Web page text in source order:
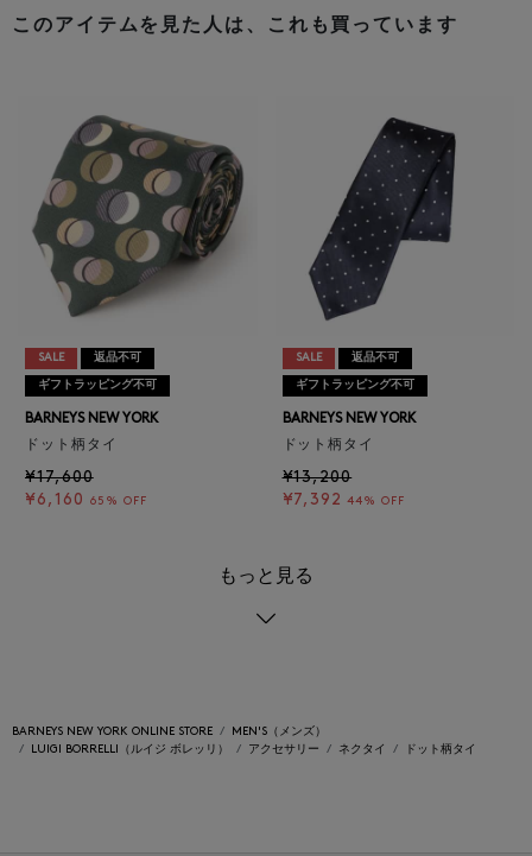
このアイテムを見た人は、これも買っています
SALE 返品不可
ギフトラッピング不可
BARNEYS NEW YORK
ドット柄タイ
¥17,600
¥6,160
65% OFF
SALE 返品不可
ギフトラッピング不可
BARNEYS NEW YORK
ドット柄タイ
¥13,200
¥7,392 44% OFF
もっと見る
BARNEYS NEW YORK ONLINE STORE
MEN'S（メンズ）
LUIGI BORRELLI（ルイジ ボレッリ）
アクセサリー ネクタイ ドット柄タイ